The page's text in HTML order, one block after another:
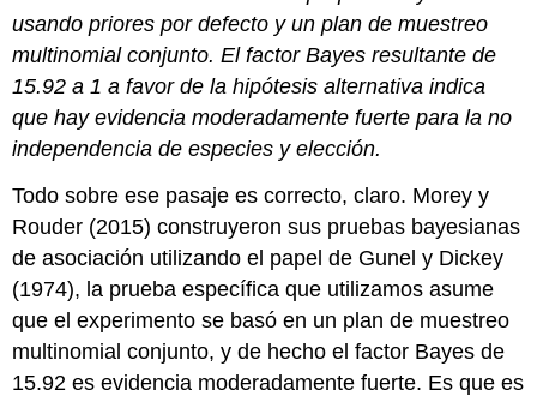
usando priores por defecto y un plan de muestreo
multinomial conjunto. El factor Bayes resultante de
15.92 a 1 a favor de la hipótesis alternativa indica
que hay evidencia moderadamente fuerte para la no
independencia de especies y elección.
Todo sobre ese pasaje es correcto, claro. Morey y
Rouder (2015) construyeron sus pruebas bayesianas
de asociación utilizando el papel de Gunel y Dickey
(1974), la prueba específica que utilizamos asume
que el experimento se basó en un plan de muestreo
multinomial conjunto, y de hecho el factor Bayes de
15.92 es evidencia moderadamente fuerte. Es que es